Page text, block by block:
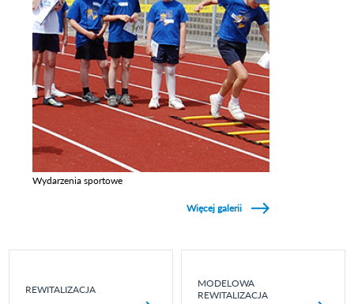
Wydarzenia sportowe
Więcej galerii
REWITALIZACJA
MODELOWA
REWITALIZACJA